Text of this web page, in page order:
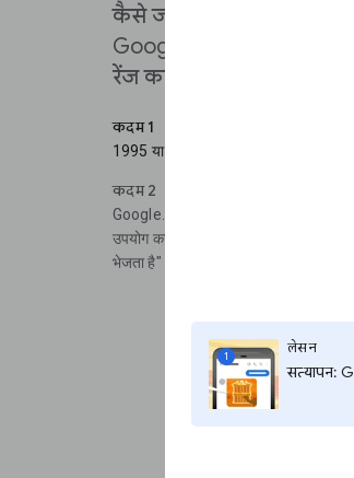
1
लेसन
सत्यापन:
कैसे जाते हैं? अपनी शोध करने
Google वेब खोज है। बस
रेंज का समर्थन नहीं करता या
कदम 1
1995 या इससे पहले की स्टोरी ढूँढ़ने के
कदम 2
Google.com पर जाएँ और
उपयोग करना चाहते हैं। उदाहरण के लिए,
भेजता है"। इसे आपके विषय पर किसी स्कैन